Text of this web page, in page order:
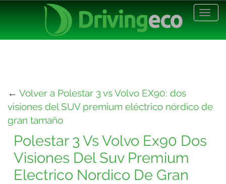
← Volver a Polestar 3 vs Volvo EX90: dos
visiones del SUV premium eléctrico nórdico de
gran tamaño
Polestar 3 Vs Volvo Ex90 Dos
Visiones Del Suv Premium
Electrico Nordico De Gran